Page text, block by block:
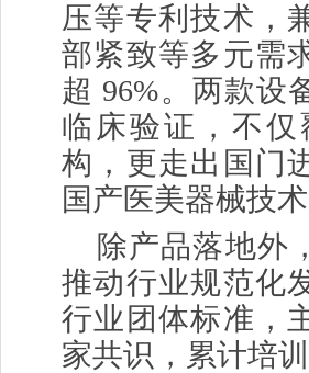
压等专利技术，
部紧致等多元需
超 96%。两款设
临床验证，不
构，更走出国门
国产医美器械技术
除产品落地外
推动行业规范化
行业团体标准，
家共识，累计培